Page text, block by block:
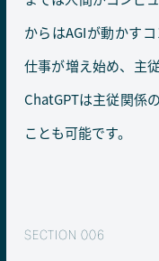
からはAGIが動かす
仕事が増え始め、主
ChatGPTは主従関係
ことも可能です。